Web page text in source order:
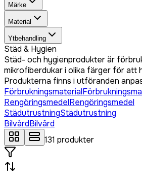
Märke
Material
Ytbehandling
Städ & Hygien
Städ- och hygienprodukter är
mikrofiberdukar i olika färger för att
Produkterna finns i utföranden
Förbrukningsmaterial
RengöringsmedelRengöringsmedel
StädutrustningStädutrustning
BilvårdBilvård
131 produkter